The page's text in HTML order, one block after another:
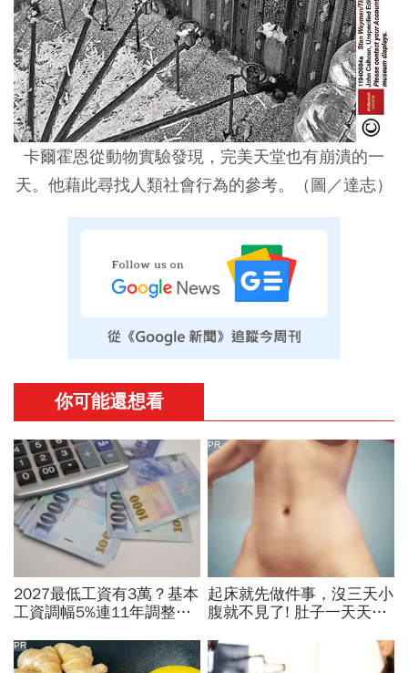
卡爾霍恩從動物實驗發現，完美天堂也有崩潰的一
天。他藉此尋找人類社會行為的參考。（圖／達志）